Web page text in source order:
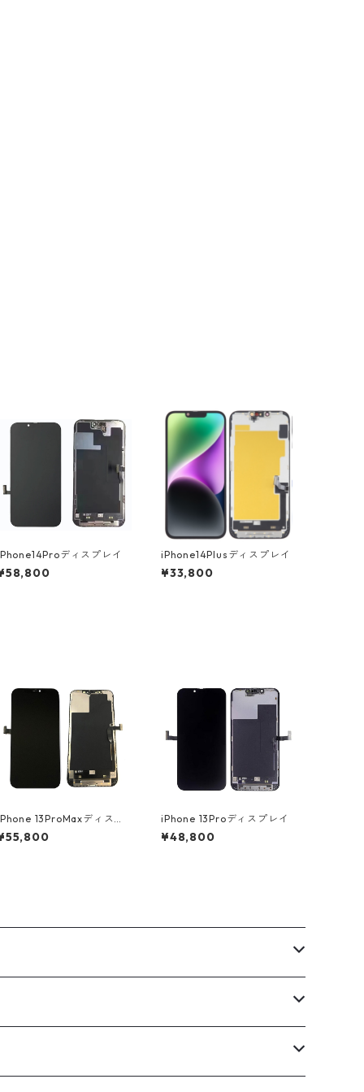
ディスプレイ iPhone14Plusディスプレイ
¥33,800
13ProMaxディスプ
イ
iPhone 13Proディスプレイ
¥48,800